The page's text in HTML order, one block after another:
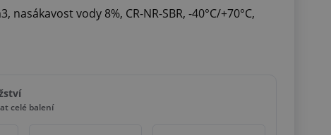
nasákavost vody 8%, CR-NR-SBR, -40°C/+70°C,
celé balení